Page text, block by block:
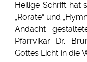
Heilige Schrift hat
„Rorate“ und
Andacht
Pfarrvikar Dr.
Gottes Licht in die